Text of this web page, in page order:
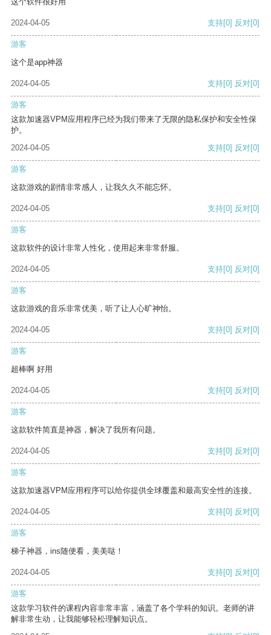
2024-04-05 支持[0] 反对[0]
游客
这个是app神器
2024-04-05 支持[0] 反对[0]
游客
这款加速器VPM应用程序已经为我们带来了无限的隐私保护和安全性保
护。
2024-04-05
支持[0] 反对[0]
游客
这款游戏的剧情非常感人，让我久久不能忘怀。
2024-04-05 支持[0] 反对[0]
游客
这款软件的设计非常人性化，使用起来非常舒服。
2024-04-05 支持[0] 反对[0]
游客
这款游戏的音乐非常优美，听了让人心旷神怡。
2024-04-05 支持[0] 反对[0]
游客
超棒啊 好用
2024-04-05 支持[0] 反对[0]
游客
这款软件简直是神器，解决了我所有问题。
2024-04-05 支持[0] 反对[0]
游客
这款加速器VPM应用程序可以给你提供全球覆盖和最高安全性的连接。
2024-04-05 支持[0] 反对[0]
游客
梯子神器，ins随便看，美美哒！
2024-04-05 支持[0] 反对[0]
游客
这款学习软件的课程内容非常丰富，涵盖了各个学科的知识。老师的讲
解非常生动，让我能够轻松理解知识点。